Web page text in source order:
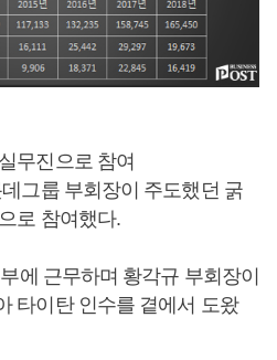
무진으로 참여
그룹 부회장이 주도했던 굵
로 참여했다.
에 근무하며 황각규 부회장이
타이탄 인수를 곁에서 도왔